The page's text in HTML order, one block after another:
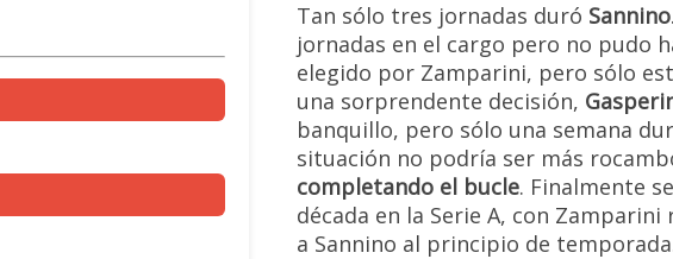
Tan sólo tres jornadas duró Sannino
jornadas en el cargo pero no pudo
elegido por Zamparini, pero sólo
una sorprendente decisión,
banquillo, pero sólo una semana
situación no podría ser más
completando el bucle. Finalmente
década en la Serie A, con
a Sannino al principio de